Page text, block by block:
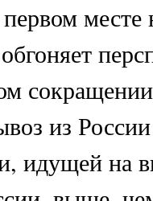
из
идущей на